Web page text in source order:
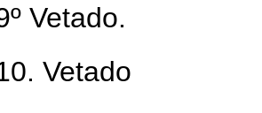
Vetado.
Vetado